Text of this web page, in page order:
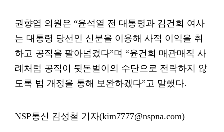
권향엽 의원은 “윤석열 전 대통령과 김건희 여사
는 대통령 당선인 신분을 이용해 사적 이익을 취
하고 공직을 팔아넘겼다”며 “윤건희 매관매직 사
례처럼 공직이 뒷돈벌이의 수단으로 전락하지 않
도록 법 개정을 통해 보완하겠다”고 말했다.
NSP통신 김성철 기자(kim7777@nspna.com)